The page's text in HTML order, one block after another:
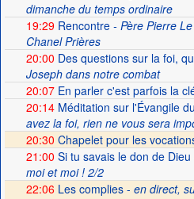
dimanche du temps ordinaire
19:29Rencontre- Père Pierre
Chanel Prières
20:00 Des questions sur la foi,
Joseph dans notre combat
20:07En parler c'est parfois la
20:14Méditation sur l'Évangile
avez la foi, rien ne vous sera
20:30 Chapelet pour les
21:00 Si tu savais le don de Dieu
moi et moi ! 2/2
22:06 Les complies - en direct,